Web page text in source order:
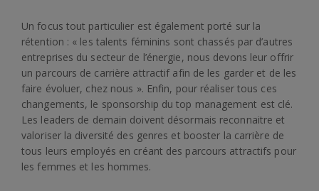
Un focus tout particulier est également porté sur la
rétention : « les talents féminins sont chassés par d’autres
entreprises du secteur de l’énergie, nous devons leur offrir
un parcours de carrière attractif afin de les garder et de les
faire évoluer, chez nous ». Enfin, pour réaliser tous ces
changements, le sponsorship du top management est clé.
Les leaders de demain doivent désormais reconnaitre et
valoriser la diversité des genres et booster la carrière de
tous leurs employés en créant des parcours attractifs pour
les femmes et les hommes.